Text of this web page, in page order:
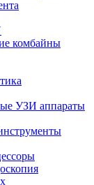
комбайны
УЗИ аппараты